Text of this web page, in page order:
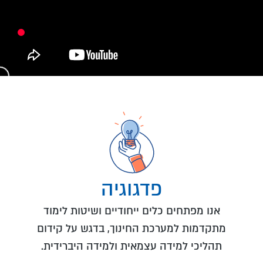
פדגוגיה
אנו מפתחים כלים ייחודיים ושיטות לימוד
מתקדמות למערכת החינוך, בדגש על קידום
תהליכי למידה עצמאית ולמידה היברידית.